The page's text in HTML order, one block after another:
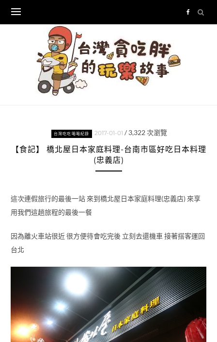
content
台灣吃吃喝喝紀錄 2017-01-01 / 3,322次瀏覽
【食記】 橋北屋日本家庭料理-台南市區好吃日本料理
(忠義店)
這次連假旅行的最後一站 來到橋北屋日本家庭料理(忠義店) 來享
用我們這趟旅程的最後一餐
因為離火車站很近 很方便待會吃完後 立刻去還機車 接著搭客運回
台北